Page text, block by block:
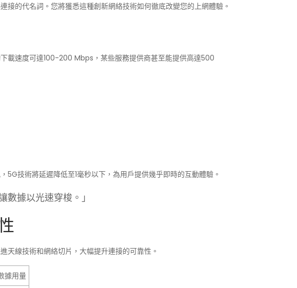
的代名詞。您將獲悉這種創新網絡技術如何徹底改變您的上網體驗。
載速度可達100-200 Mbps，某些服務提供商甚至能提供高達500
技術將延遲降低至1毫秒以下，為用戶提供幾乎即時的互動體驗。
數據以光速穿梭。」
天線技術和網絡切片，大幅提升連接的可靠性。
據用量